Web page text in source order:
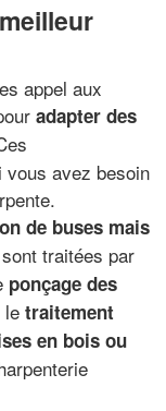
appel aux
adapter des
avez besoin
de buses mais
sont traitées par
ponçage des
le traitement
en bois ou